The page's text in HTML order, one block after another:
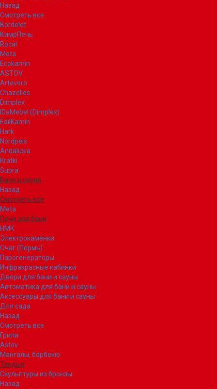
Назад
Смотреть все
Bordelet
КимрПечь
Rocal
Meta
Ecokamin
ASTOV
Artevero
Chazelles
Dimplex
IDaMebel (Dimplex)
EdilKamin
Hark
Nordpeis
Andalusia
Kratki
Supra
Баня и сауна
Назад
Смотреть все
Meta
Печи для бани
НМК
Электрокаменки
Очаг (Пермь)
Парогенераторы
Инфракрасные кабинки
Двери для бани и сауны
Автоматика для бани и сауны
Аксессуары для бани и сауны
Для сада
Назад
Смотреть все
Грили
Astov
Мангалы, барбекю
Тандыр
Скульптуры из бронзы
Назад